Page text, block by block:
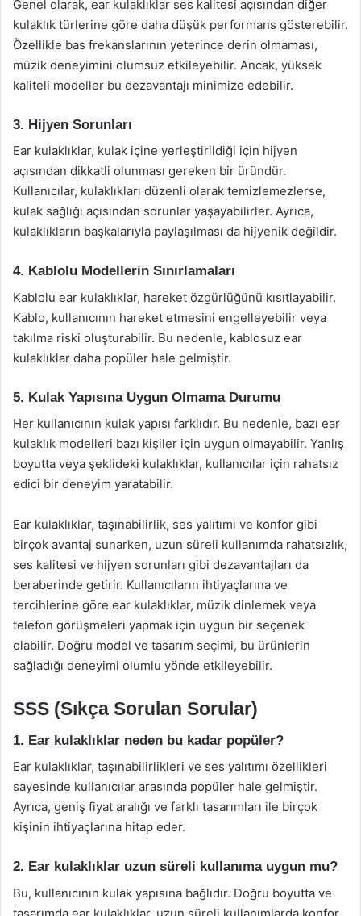
Genel olarak, ear kulaklıklar ses kalitesi açısından diğer
kulaklık türlerine göre daha düşük performans gösterebilir.
Özellikle bas frekanslarının yeterince derin olmaması,
müzik deneyimini olumsuz etkileyebilir. Ancak, yüksek
kaliteli modeller bu dezavantajı minimize edebilir.
3. Hijyen Sorunları
Ear kulaklıklar, kulak içine yerleştirildiği için hijyen
açısından dikkatli olunması gereken bir üründür.
Kullanıcılar, kulaklıkları düzenli olarak temizlemezlerse,
kulak sağlığı açısından sorunlar yaşayabilirler. Ayrıca,
kulaklıkların başkalarıyla paylaşılması da hijyenik değildir.
4. Kablolu Modellerin Sınırlamaları
Kablolu ear kulaklıklar, hareket özgürlüğünü kısıtlayabilir.
Kablo, kullanıcının hareket etmesini engelleyebilir veya
takılma riski oluşturabilir. Bu nedenle, kablosuz ear
kulaklıklar daha popüler hale gelmiştir.
5. Kulak Yapısına Uygun Olmama Durumu
Her kullanıcının kulak yapısı farklıdır. Bu nedenle, bazı ear
kulaklık modelleri bazı kişiler için uygun olmayabilir. Yanlış
boyutta veya şeklideki kulaklıklar, kullanıcılar için rahatsız
edici bir deneyim yaratabilir.
Ear kulaklıklar, taşınabilirlik, ses yalıtımı ve konfor gibi
birçok avantaj sunarken, uzun süreli kullanımda rahatsızlık,
ses kalitesi ve hijyen sorunları gibi dezavantajları da
beraberinde getirir. Kullanıcıların ihtiyaçlarına ve
tercihlerine göre ear kulaklıklar, müzik dinlemek veya
telefon görüşmeleri yapmak için uygun bir seçenek
olabilir. Doğru model ve tasarım seçimi, bu ürünlerin
sağladığı deneyimi olumlu yönde etkileyebilir.
SSS (Sıkça Sorulan Sorular)
1. Ear kulaklıklar neden bu kadar popüler?
Ear kulaklıklar, taşınabilirlikleri ve ses yalıtımı özellikleri
sayesinde kullanıcılar arasında popüler hale gelmiştir.
Ayrıca, geniş fiyat aralığı ve farklı tasarımları ile birçok
kişinin ihtiyaçlarına hitap eder.
2. Ear kulaklıklar uzun süreli kullanıma uygun mu?
Bu, kullanıcının kulak yapısına bağlıdır. Doğru boyutta ve
tasarımda ear kulaklıklar, uzun süreli kullanımlarda konfor